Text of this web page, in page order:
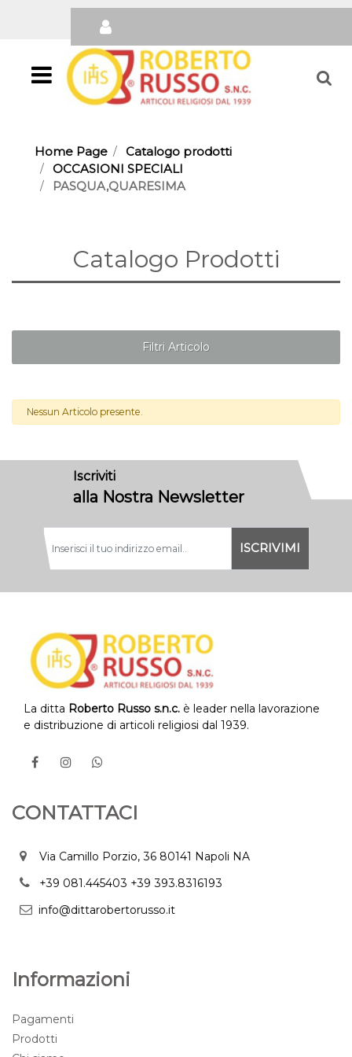
Open
Home Page
Catalogo prodotti
OCCASIONI SPECIALI
PASQUA,QUARESIMA
Catalogo Prodotti
Filtri Articolo
Nessun Articolo presente.
Iscriviti
alla Nostra Newsletter
La ditta Roberto Russo s.n.c. è leader nella lavorazione
e distribuzione di articoli religiosi dal 1939.
CONTATTACI
Via Camillo Porzio, 36 80141 Napoli NA
+39 081.445403 +39 393.8316193
info@dittarobertorusso.it
Informazioni
Pagamenti
Prodotti